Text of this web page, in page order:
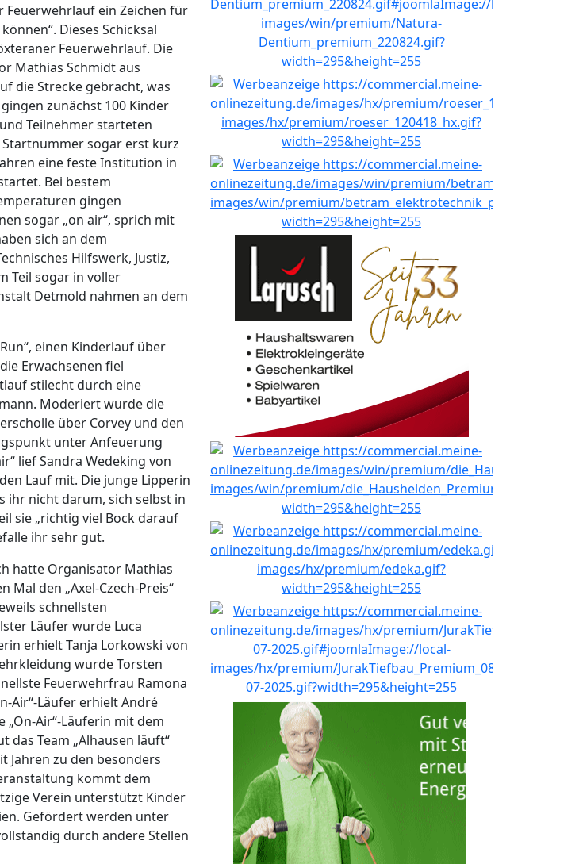
Feuerwehrlauf ein Zeichen für
Dieses Schicksal
Feuerwehrlauf. Die
Mathias Schmidt aus
die Strecke gebracht, was
zunächst 100 Kinder
Teilnehmer starteten
sogar erst kurz
eine feste Institution in
Bei bestem
gingen
sogar „on air“, sprich mit
sich an dem
Hilfswerk, Justiz,
Teil sogar in voller
Detmold nahmen an dem
einen Kinderlauf über
Erwachsenen fiel
stilecht durch eine
Moderiert wurde die
über Corvey und den
unter Anfeuerung
lief Sandra Wedeking von
Lauf mit. Die junge Lipperin
ihr nicht darum, sich selbst in
sie „richtig viel Bock darauf
ihr sehr gut.
hatte Organisator Mathias
den „Axel-Czech-Preis“
schnellsten
Läufer wurde Luca
erhielt Tanja Lorkowski von
wurde Torsten
Feuerwehrfrau Ramona
Air“-Läufer erhielt André
„On-Air“-Läuferin mit dem
das Team „Alhausen läuft“
Jahren zu den besonders
kommt dem
Verein unterstützt Kinder
Gefördert werden unter
durch andere Stellen